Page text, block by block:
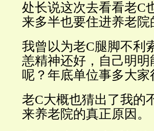
处长说这次去看看老C
来多半也要住进养老院
我曾以为老C腿脚不利
恙精神还好，自己明
呢？年底单位事多大家
老C大概也猜出了我的
来养老院的真正原因。